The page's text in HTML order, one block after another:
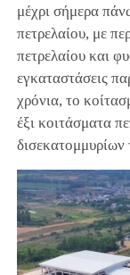
μέχρι σήμερα
πετρελαίου, με
πετρελαίου και
εγκαταστάσεις
χρόνια, το
έξι κοιτάσματα
δισεκατομμυρίων